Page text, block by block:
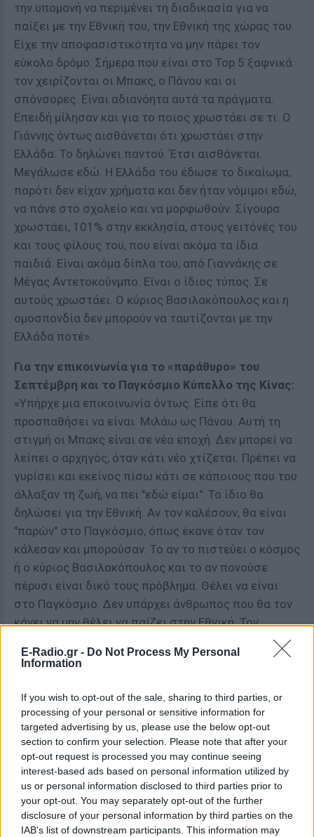
E-Radio.gr - Do Not Process My Personal
Information
If you wish to opt-out of the sale, sharing to third parties, or
processing of your personal or sensitive information for
targeted advertising by us, please use the below opt-out
section to confirm your selection. Please note that after your
opt-out request is processed you may continue seeing
interest-based ads based on personal information utilized by
us or personal information disclosed to third parties prior to
your opt-out. You may separately opt-out of the further
disclosure of your personal information by third parties on the
IAB’s list of downstream participants. This information may
την υπομονή να περιμένει τη διαδικασία για να
παίξει με την Εθνική του, την Εθνική της χώρας του.
Είχε την αποφασιστικότητα να μην πάρει τον
εύκολο δρόμο. Σήμερα που είναι στο Top 5 ξαφνικά
τον χειρίζονται οι Μπακς, ο Πάνου και οι
σπόνσορες. Είναι αδιανόητα αυτά τα πράγματα.
Επειδή μίλησαν και για το ποιος χρωστάει σε τι. Ο
Γιάννης όντως αισθάνεται ότι χρωστάει στην
Ελλάδα. Το δηλώνει παντού. Έτσι αισθάνεται.
Μεγάλωσε εδώ. Η Ελλάδα του έδωσε το δικαίωμα,
παρότι δεν είχαν χρήματα και δεν ήταν νόμιμοι εδώ,
να πάνε στο σχολείο και να μορφωθούν. Σίγουρα
χρωστάει, 101% στην εκκλησία, στους γειτόνές του
και τους φίλους του, που είναι ακόμα τα ίδια
παιδιά. Είναι ακόμα δίπλα του, από Γιαννάκης σε
Μέγας Αντετοκούνμπο. Είναι ο ίδιος τύπος. Σε
αυτούς χρωστάει. Ο κύριος Βασιλακόπουλος και η
ομοσπονδία δεν μπορούν να ταυτίζονται με την
Ελλάδα ποτέ».
Για την επικοινωνία για το «παράθυρο» του
Σεπτέμβρη και το Παγκόσμιο Κύπελλο της Κίνας:
«Υπήρχε μια επικοινωνία όντως. Είπε ότι θα
προσπαθήσει να είναι. Μιλάω ως Πάνου. Αυτή τη
στιγμή οι Μπακς είναι σε νέα εποχή. Δεν μπορεί να
λείπει ο αρχηγός, όταν κάτι νέο χτίζεται. Πρέπει να
γυρίσει και εκείνος πίσω κάτι σε κάποιους που του
άλλαξαν τη ζωή, να πει "εδώ είμαι". Το ίδιο θα
δηλώσει για την Εθνική. Αν τον καλέσουν, θα είναι
"παρών" στο Παγκόσμιο, όπως έκανε όταν τον
κάλεσαν και μπορούσαν. Το αν το πιστεύει ο κόσμος
ή ο κύριος Βασιλακόπουλος και το αν πονούσε
πέρυσι είναι δικό τους πρόβλημα. Θέλει να είναι
στο Παγκόσμιο. Δεν υπάρχει άνθρωπος που θα τον
κάνει να μην θέλει να παίζει στην Εθνική. Τον
συνέκριναν με τον Σλούκα, που παίζει από τα 13.
Αδικούν αυτά και τον Γιάννη και τον Κώστα. Ο
2012 η Ελλάδα είχε ανάγκη από παίκτη, τότε είχε
πάρει τον Μποχωρίδη. Δεν είναι ότι τον κάλεσαν
και δεν ήθελε. Οι σχέσεις χτίζονται με βιώματα. Τα
βιώματα του Γιάννη με τη συναναστροφή του με
κάποιους από την ομοσπονδία δεν είναι τα
καλύτερα. Αν τον θέλουν, θα είναι παρών. Δεν θα
του κόψει κάποιος την Εθνική, ούτε θα πει ο ίδιος
"δεν είμαι εδώ"».